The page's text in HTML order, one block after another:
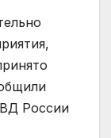
России